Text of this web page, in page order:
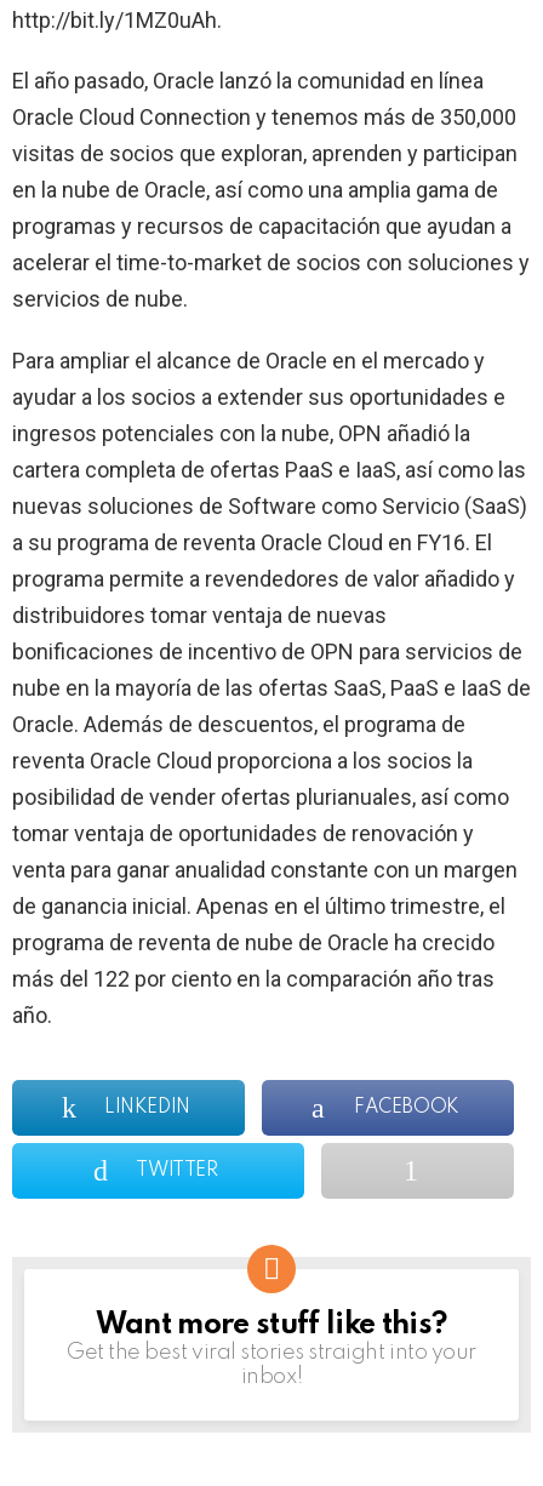
http://bit.ly/1MZ0uAh.
El año pasado, Oracle lanzó la comunidad en línea
Oracle Cloud Connection y tenemos más de 350,000
visitas de socios que exploran, aprenden y participan
en la nube de Oracle, así como una amplia gama de
programas y recursos de capacitación que ayudan a
acelerar el time-to-market de socios con soluciones y
servicios de nube.
Para ampliar el alcance de Oracle en el mercado y
ayudar a los socios a extender sus oportunidades e
ingresos potenciales con la nube, OPN añadió la
cartera completa de ofertas PaaS e IaaS, así como las
nuevas soluciones de Software como Servicio (SaaS)
a su programa de reventa Oracle Cloud en FY16. El
programa permite a revendedores de valor añadido y
distribuidores tomar ventaja de nuevas
bonificaciones de incentivo de OPN para servicios de
nube en la mayoría de las ofertas SaaS, PaaS e IaaS de
Oracle. Además de descuentos, el programa de
reventa Oracle Cloud proporciona a los socios la
posibilidad de vender ofertas plurianuales, así como
tomar ventaja de oportunidades de renovación y
venta para ganar anualidad constante con un margen
de ganancia inicial. Apenas en el último trimestre, el
programa de reventa de nube de Oracle ha crecido
más del 122 por ciento en la comparación año tras
año.
LINKEDIN FACEBOOK
TWITTER
NEWSLETTER
Want more stuff like this?
Get the best viral stories straight into your
inbox!